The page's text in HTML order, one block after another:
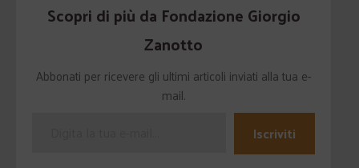
Scopri di più da Fondazione Giorgio
Zanotto
Abbonati per ricevere gli ultimi articoli inviati alla tua e-
mail.
Iscriviti